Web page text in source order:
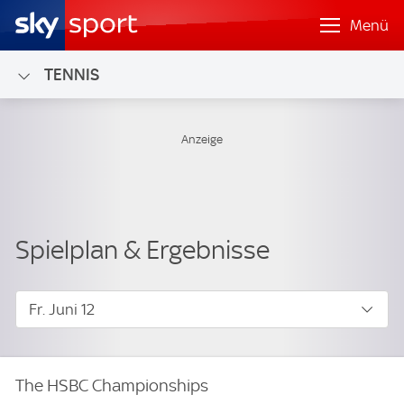
Menü
TENNIS
Fr. Juni 12
The HSBC Championships